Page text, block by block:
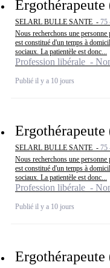
Ergothérapeute
SELARL BULLE SANTE - 75
Nous recherchons une
est constitué d'un temps à
sociaux. La patientèle est donc...
Profession libérale -
Publié il y a 10 jours
Ergothérapeute
SELARL BULLE SANTE - 75
Nous recherchons une
est constitué d'un temps à
sociaux. La patientèle est donc...
Profession libérale -
Publié il y a 10 jours
Ergothérapeute